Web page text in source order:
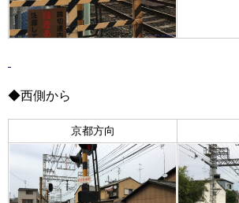
◆西側から
京都方向